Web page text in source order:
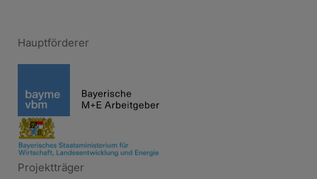
Hauptförderer
Projektträger